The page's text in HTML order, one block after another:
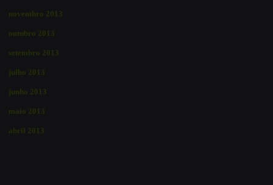
novembro 2013
outubro 2013
setembro 2013
julho 2013
junho 2013
maio 2013
abril 2013